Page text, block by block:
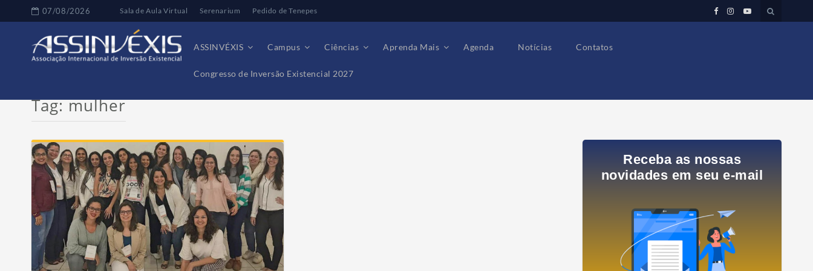
07/08/2026 Sala de Aula Virtual Serenarium Pedido de Tenepes
ASSINVÉXIS Campus Ciências Aprenda Mais Agenda Notícias Contatos
Congresso de Inversão Existencial 2027
Tag:mulher
Receba as nossas
novidades em seu e-mail